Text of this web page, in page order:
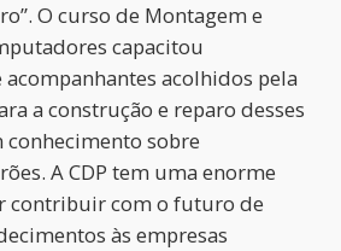
O curso de Montagem e
capacitou
acompanhantes acolhidos pela
a construção e reparo desses
sobre
A CDP tem uma enorme
contribuir com o futuro de
às empresas